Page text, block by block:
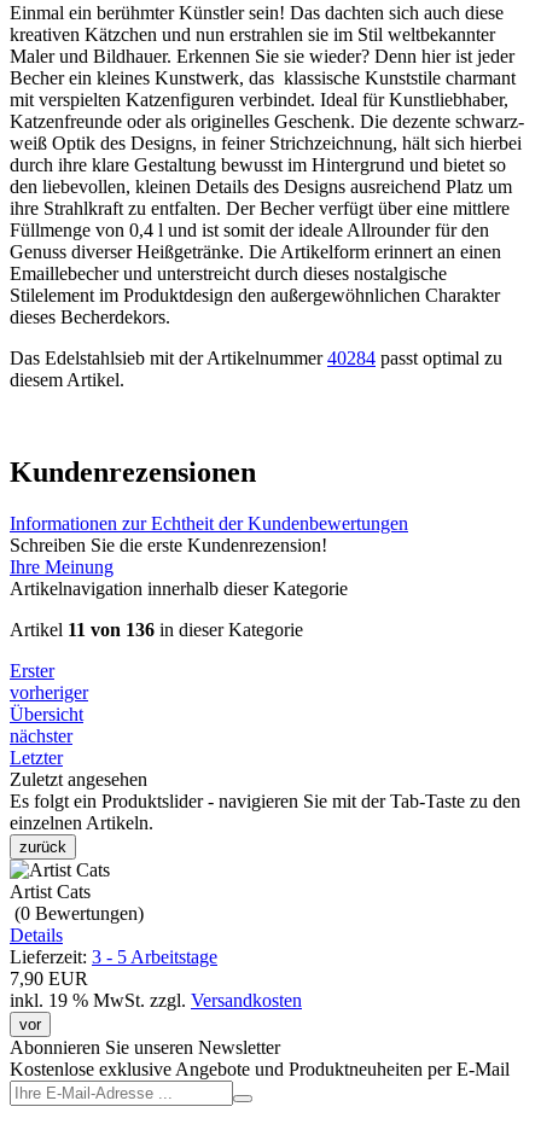
Einmal ein berühmter Künstler sein! Das dachten sich auch diese
kreativen Kätzchen und nun erstrahlen sie im Stil weltbekannter
Maler und Bildhauer. Erkennen Sie sie wieder? Denn hier ist jeder
Becher ein kleines Kunstwerk, das klassische Kunststile charmant
mit verspielten Katzenfiguren verbindet. Ideal für Kunstliebhaber,
Katzenfreunde oder als originelles Geschenk. Die dezente schwarz-
weiß Optik des Designs, in feiner Strichzeichnung, hält sich hierbei
durch ihre klare Gestaltung bewusst im Hintergrund und bietet so
den liebevollen, kleinen Details des Designs ausreichend Platz um
ihre Strahlkraft zu entfalten. Der Becher verfügt über eine mittlere
Füllmenge von 0,4 l und ist somit der ideale Allrounder für den
Genuss diverser Heißgetränke. Die Artikelform erinnert an einen
Emaillebecher und unterstreicht durch dieses nostalgische
Stilelement im Produktdesign den außergewöhnlichen Charakter
dieses Becherdekors.
Das Edelstahlsieb mit der Artikelnummer40284 passt optimal zu
diesem Artikel.
Kundenrezensionen
Informationen zur Echtheit der Kundenbewertungen
Schreiben Sie die erste Kundenrezension!
Ihre Meinung
Artikelnavigation innerhalb dieser Kategorie
Artikel 11 von 136 in dieser Kategorie
Erster
vorheriger
Übersicht
nächster
Letzter
Zuletzt angesehen
Es folgt ein Produktslider - navigieren Sie mit der Tab-Taste zu den
einzelnen Artikeln.
zurück
Artist Cats
(0 Bewertungen)
Details
Lieferzeit: 3 - 5 Arbeitstage
7,90 EUR
inkl. 19 % MwSt. zzgl. Versandkosten
vor
Abonnieren Sie unseren Newsletter
Kostenlose exklusive Angebote und Produktneuheiten per E-Mail